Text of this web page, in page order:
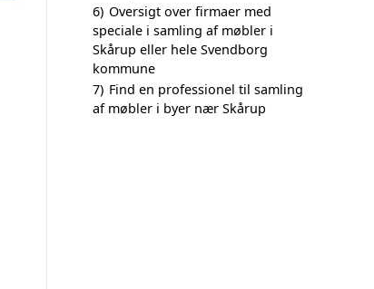
6) Oversigt over firmaer med
speciale i samling af møbler i
Skårup eller hele Svendborg
kommune
7) Find en professionel til samling
af møbler i byer nær Skårup